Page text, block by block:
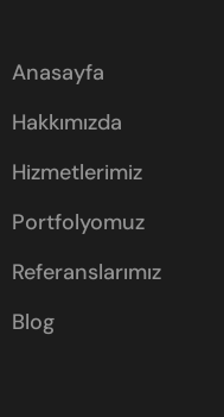
Anasayfa
Hakkımızda
Hizmetlerimiz
Portfolyomuz
Referanslarımız
Blog